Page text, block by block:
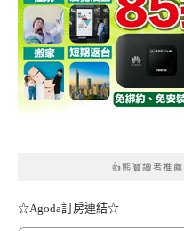
👍熊寶讀者推
☆Agoda訂房連結☆